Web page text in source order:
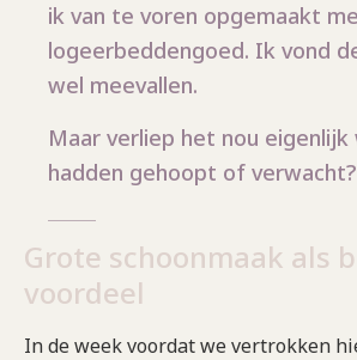
ik van te voren opgemaakt
logeerbeddengoed. Ik vond
wel meevallen.
Maar verliep het nou eigenlijk
hadden gehoopt of verwacht?
Grote schoonmaak als
voordeel
In de week voordat we vertrokken